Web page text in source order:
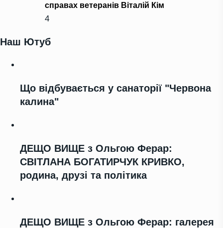
справах ветеранів Віталій Кім
4
Наш Ютуб
Що відбувається у санаторії "Червона
калина"
ДЕЩО ВИЩЕ з Ольгою Ферар:
СВІТЛАНА БОГАТИРЧУК КРИВКО,
родина, друзі та політика
ДЕЩО ВИЩЕ з Ольгою Ферар: галерея